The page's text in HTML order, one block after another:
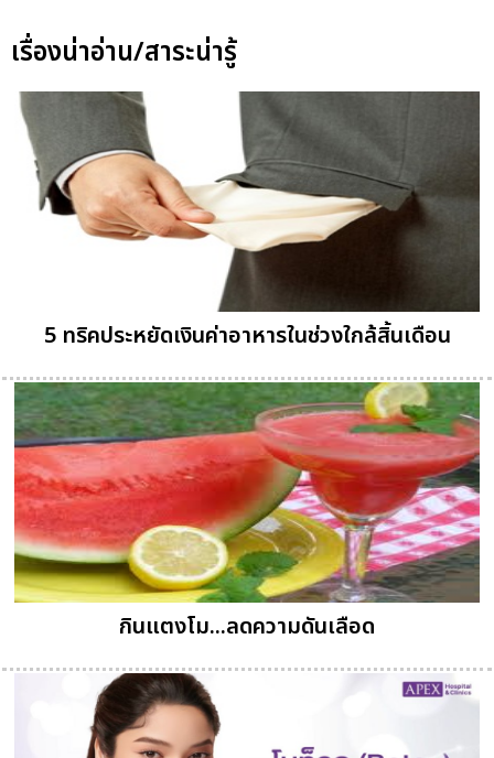
เรื่องน่าอ่าน/สาระน่ารู้
5 ทริคประหยัดเงินค่าอาหารในช่วงใกล้สิ้นเดือน
กินแตงโม...ลดความดันเลือด